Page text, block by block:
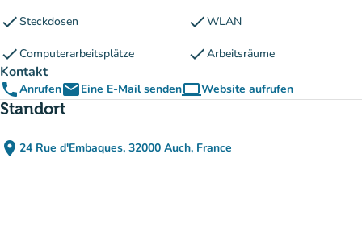
checkSteckdosen checkWLAN
checkComputerarbeitsplätze checkArbeitsräume
Kontakt
phoneAnrufenemailEine E-Mail sendencomputerWebsite aufrufen
(new tab)
Standort
place 24 Rue d'Embaques, 32000 Auch, France
(in Google Maps öffnen)
(new tab)